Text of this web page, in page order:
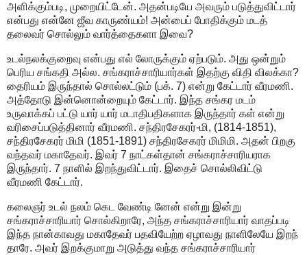
அளிக்கும்படி, முறையிட்டேன். அதன்படியே அவரும் படுத்துவிட்டார்
என்பது என்னே ஜீவ காருண்யம்! அன்பைப் போதிக்கும் மடத்
தலைவர் சொல்லும் வார்த்தைகளா இவை?
உடல்நலக்குறைவு என்பது எல் லோருக்கும் ஏற்படும். அது ஒன்றும்
பெரிய சங்கதி அல்ல. சங்கராச்சாரியார்கள் இதற்கு விதி விலக்கா?
தைரியம் இருந்தால் சொல்லட்டும் (பக். 7) என்று கேட்டார் வீரமணி.
அத்தோடு இன்னொன்றையும் கேட்டார். இந்த சங்கர மடம்
உருவாக்கப் பட்டு யார் யார் மடாதிபதிகளாக இருந்தார் கள் என்று
வரிசைப்படுத்தினார் வீரமணி. சந்திரசேகரர்-மி, (1814-1851),
சந்திரசேகரர் மிமி (1851-1891) சந்திரசேகரர் மிமிமி. அதன் பிறகு
வந்தவர் மகாதேவர். இவர் 7 நாட்கள்தான் சங்கராச்சாரியராக
இருந்தார். 7 நாளில் இறந்துவிட்டார். இதைச் சொல்லிவிட்டு
வீரமணி கேட்டார்.
கலைஞர் உடல் நலம் கெட வேண்டி னேன் என்று இன்று
சங்கராச்சாரியார் சொல்கிறாரே, அந்த சங்கராச்சாரியார் வாதப்படி
இந்த நான்காவது மகாதேவர் பதவியேற்ற ஏழாவது நாளிலேயே இறந்
தாரே. அவர் இறக்குமாறு அடுத்து வந்த சங்கராச்சாரியார்